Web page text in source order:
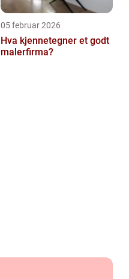
05 februar 2026
Hva kjennetegner et godt
malerfirma?